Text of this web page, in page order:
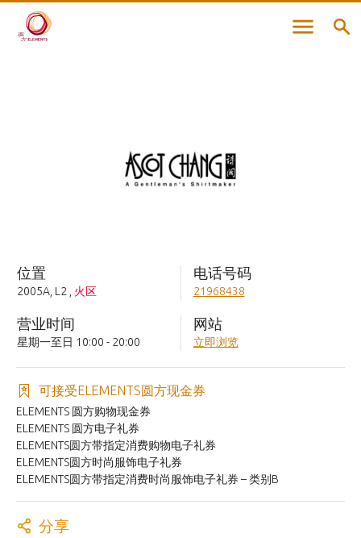
位置
2005A, L2 火区
电话号码
21968438
营业时间
星期一至日 10:00 - 20:00
网站
立即浏览
可接受ELEMENTS圆方现金券
ELEMENTS 圆方购物现金券
ELEMENTS 圆方电子礼券
ELEMENTS圆方带指定消费购物电子礼券
ELEMENTS圆方时尚服饰电子礼券
ELEMENTS圆方带指定消费时尚服饰电子礼券 – 类别B
分享